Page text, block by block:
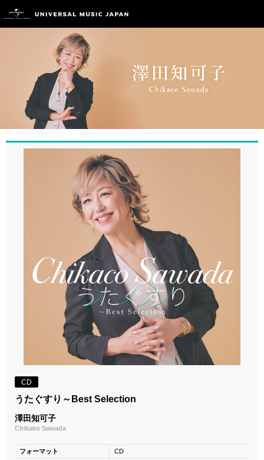
CD
うたぐすり～Best Selection
澤田知可子
Chikako Sawada
フォーマット
CD